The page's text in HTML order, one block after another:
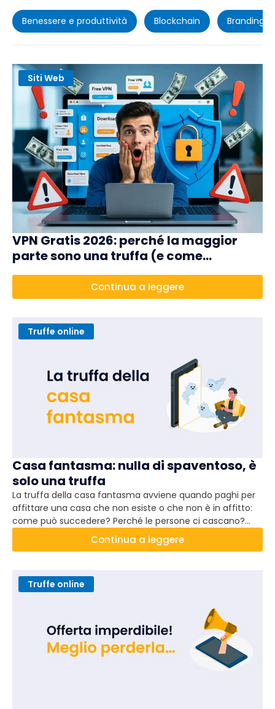
Benessere e produttività Blockchain Branding
Siti Web
VPN Gratis 2026: perché la maggior
parte sono una truffa (e come
riconoscere quelle sicure)
Continua a leggere
Truffe online
Casa fantasma: nulla di spaventoso, è
solo una truffa
La truffa della casa fantasma avviene quando paghi per
affittare una casa che non esiste o che non è in affitto:
come può succedere? Perché le persone ci cascano?
Come funziona? Come si riconosce? Cosa fare se l'hai
Continua a leggere
Truffe online